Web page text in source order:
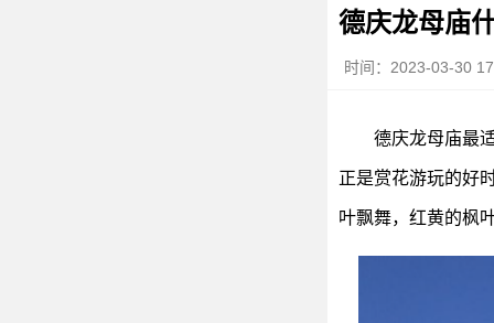
德庆龙母庙
时间：2023-03-30
德庆龙母庙最
正是赏花游玩的好
叶飘舞，红黄的枫